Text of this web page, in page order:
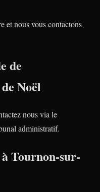
et nous vous contactons
de
Noël
nous via le
administratif.
Tournon-sur-